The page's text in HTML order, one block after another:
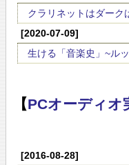
クラリネットはダーク
[2020-07-09]
生ける「音楽史」~ル
【PCオーディオ
[2016-08-28]